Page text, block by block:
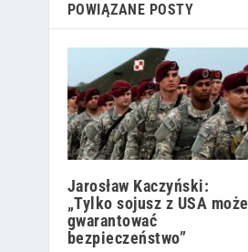
POWIĄZANE POSTY
Jarosław Kaczyński:
„Tylko sojusz z USA może
gwarantować
bezpieczeństwo”